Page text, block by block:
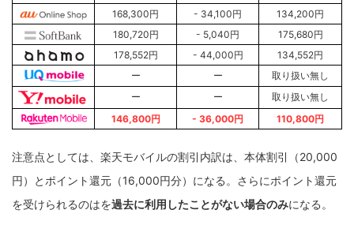
168,300円
- 34,100円
134,200円
180,720円
- 5,040円
175,680円
178,552円
- 44,000円
134,552円
ー
ー
取り扱い無し
ー
ー
取り扱い無し
146,800円
- 36,000円 110,800円
注意点としては、楽天モバイルの割引内訳は、本体割引（20,000
円）とポイント還元（16,000円分）になる。さらにポイント還元
を受けられるのはを過去に利用したことがない場合のみになる。